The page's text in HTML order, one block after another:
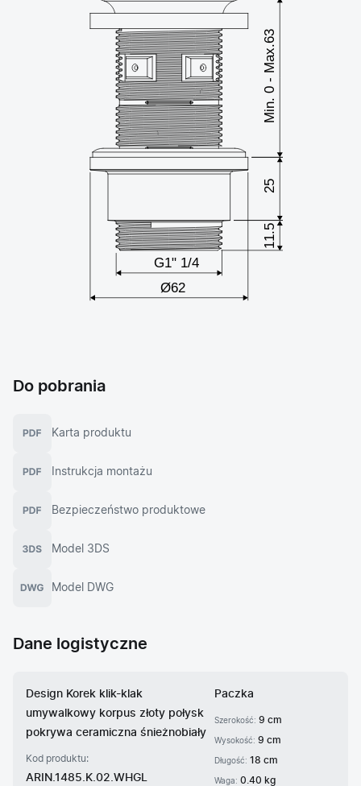
Do pobrania
Karta produktu
Instrukcja montażu
Bezpieczeństwo produktowe
Model 3DS
Model DWG
Dane logistyczne
Design Korek klik-klak
umywalkowy korpus złoty połysk
pokrywa ceramiczna śnieżnobiały
Kod produktu:
ARIN.1485.K.02.WHGL
Paczka
Szerokość:9 cm
Wysokość:9 cm
Długość:18 cm
Waga:0.40 kg